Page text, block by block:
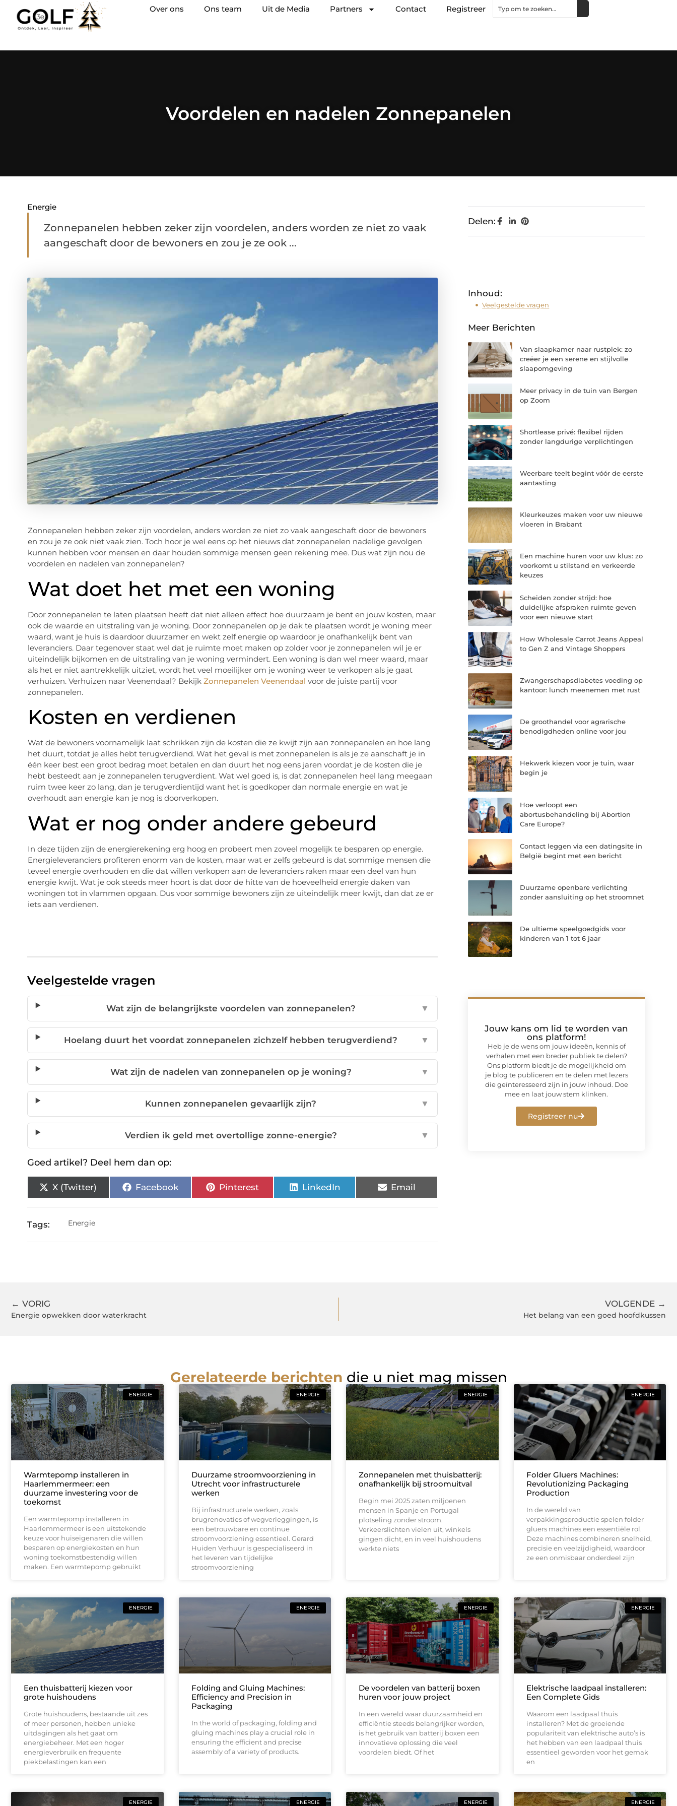
Over ons Ons team Uit de Media Partners Contact Registreer
Voordelen en nadelen Zonnepanelen
Energie
Zonnepanelen hebben zeker zijn voordelen, anders worden ze niet zo vaak
aangeschaft door de bewoners en zou je ze ook ...
Zonnepanelen hebben zeker zijn voordelen, anders worden ze niet zo vaak aangeschaft door de bewoners
en zou je ze ook niet vaak zien. Toch hoor je wel eens op het nieuws dat zonnepanelen nadelige gevolgen
kunnen hebben voor mensen en daar houden sommige mensen geen rekening mee. Dus wat zijn nou de
voordelen en nadelen van zonnepanelen?
Wat doet het met een woning
Door zonnepanelen te laten plaatsen heeft dat niet alleen effect hoe duurzaam je bent en jouw kosten, maar
ook de waarde en uitstraling van je woning. Door zonnepanelen op je dak te plaatsen wordt je woning meer
waard, want je huis is daardoor duurzamer en wekt zelf energie op waardoor je onafhankelijk bent van
leveranciers. Daar tegenover staat wel dat je ruimte moet maken op zolder voor je zonnepanelen wil je er
uiteindelijk bijkomen en de uitstraling van je woning vermindert. Een woning is dan wel meer waard, maar
als het er niet aantrekkelijk uitziet, wordt het veel moeilijker om je woning weer te verkopen als je gaat
verhuizen. Verhuizen naar Veenendaal? Bekijk Zonnepanelen Veenendaal voor de juiste partij voor
zonnepanelen.
Kosten en verdienen
Wat de bewoners voornamelijk laat schrikken zijn de kosten die ze kwijt zijn aan zonnepanelen en hoe lang
het duurt, totdat je alles hebt terugverdiend. Wat het geval is met zonnepanelen is als je ze aanschaft je in
één keer best een groot bedrag moet betalen en dan duurt het nog eens jaren voordat je de kosten die je
hebt besteedt aan je zonnepanelen terugverdient. Wat wel goed is, is dat zonnepanelen heel lang meegaan
ruim twee keer zo lang, dan je terugverdientijd want het is goedkoper dan normale energie en wat je
overhoudt aan energie kan je nog is doorverkopen.
Wat er nog onder andere gebeurd
In deze tijden zijn de energierekening erg hoog en probeert men zoveel mogelijk te besparen op energie.
Energieleveranciers profiteren enorm van de kosten, maar wat er zelfs gebeurd is dat sommige mensen die
teveel energie overhouden en die dat willen verkopen aan de leveranciers raken maar een deel van hun
energie kwijt. Wat je ook steeds meer hoort is dat door de hitte van de hoeveelheid energie daken van
woningen tot in vlammen opgaan. Dus voor sommige bewoners zijn ze uiteindelijk meer kwijt, dan dat ze er
iets aan verdienen.
Veelgestelde vragen
Wat zijn de belangrijkste voordelen van zonnepanelen? ▼
Hoelang duurt het voordat zonnepanelen zichzelf hebben terugverdiend? ▼
Wat zijn de nadelen van zonnepanelen op je woning? ▼
Kunnen zonnepanelen gevaarlijk zijn? ▼
Verdien ik geld met overtollige zonne-energie? ▼
Goed artikel? Deel hem dan op:
X (Twitter) Facebook Pinterest LinkedIn Email
Tags: Energie
Delen:
Inhoud:
Veelgestelde vragen
Meer Berichten
Van slaapkamer naar rustplek: zo
creëer je een serene en stijlvolle
slaapomgeving
Meer privacy in de tuin van Bergen
op Zoom
Shortlease privé: flexibel rijden
zonder langdurige verplichtingen
Weerbare teelt begint vóór de eerste
aantasting
Kleurkeuzes maken voor uw nieuwe
vloeren in Brabant
Een machine huren voor uw klus: zo
voorkomt u stilstand en verkeerde
keuzes
Scheiden zonder strijd: hoe
duidelijke afspraken ruimte geven
voor een nieuwe start
How Wholesale Carrot Jeans Appeal
to Gen Z and Vintage Shoppers
Zwangerschapsdiabetes voeding op
kantoor: lunch meenemen met rust
De groothandel voor agrarische
benodigdheden online voor jou
Hekwerk kiezen voor je tuin, waar
begin je
Hoe verloopt een
abortusbehandeling bij Abortion
Care Europe?
Contact leggen via een datingsite in
België begint met een bericht
Duurzame openbare verlichting
zonder aansluiting op het stroomnet
De ultieme speelgoedgids voor
kinderen van 1 tot 6 jaar
Jouw kans om lid te worden van
ons platform!
Heb je de wens om jouw ideeën, kennis of
verhalen met een breder publiek te delen?
Ons platform biedt je de mogelijkheid om
je blog te publiceren en te delen met lezers
die geïnteresseerd zijn in jouw inhoud. Doe
mee en laat jouw stem klinken.
Registreer nu
← VORIG
Energie opwekken door waterkracht
VOLGENDE →
Het belang van een goed hoofdkussen
Gerelateerde berichten die u niet mag missen
ENERGIE
Warmtepomp installeren in
Haarlemmermeer: een
duurzame investering voor de
toekomst
Een warmtepomp installeren in
Haarlemmermeer is een uitstekende
keuze voor huiseigenaren die willen
besparen op energiekosten en hun
woning toekomstbestendig willen
maken. Een warmtepomp gebruikt
ENERGIE
Duurzame stroomvoorziening in
Utrecht voor infrastructurele
werken
Bij infrastructurele werken, zoals
brugrenovaties of wegverleggingen, is
een betrouwbare en continue
stroomvoorziening essentieel. Gerard
Huiden Verhuur is gespecialiseerd in
het leveren van tijdelijke
stroomvoorziening
ENERGIE
Zonnepanelen met thuisbatterij:
onafhankelijk bij stroomuitval
Begin mei 2025 zaten miljoenen
mensen in Spanje en Portugal
plotseling zonder stroom.
Verkeerslichten vielen uit, winkels
gingen dicht, en in veel huishoudens
werkte niets
ENERGIE
Folder Gluers Machines:
Revolutionizing Packaging
Production
In de wereld van
verpakkingsproductie spelen folder
gluers machines een essentiële rol.
Deze machines combineren snelheid,
precisie en veelzijdigheid, waardoor
ze een onmisbaar onderdeel zijn
ENERGIE
Een thuisbatterij kiezen voor
grote huishoudens
Grote huishoudens, bestaande uit zes
of meer personen, hebben unieke
uitdagingen als het gaat om
energiebeheer. Met een hoger
energieverbruik en frequente
piekbelastingen kan een
ENERGIE
Folding and Gluing Machines:
Efficiency and Precision in
Packaging
In the world of packaging, folding and
gluing machines play a crucial role in
ensuring the efficient and precise
assembly of a variety of products.
ENERGIE
De voordelen van batterij boxen
huren voor jouw project
In een wereld waar duurzaamheid en
efficiëntie steeds belangrijker worden,
is het gebruik van batterij boxen een
innovatieve oplossing die veel
voordelen biedt. Of het
ENERGIE
Elektrische laadpaal installeren:
Een Complete Gids
Waarom een laadpaal thuis
installeren? Met de groeiende
populariteit van elektrische auto’s is
het hebben van een laadpaal thuis
essentieel geworden voor het gemak
en
ENERGIE ENERGIE ENERGIE ENERGIE